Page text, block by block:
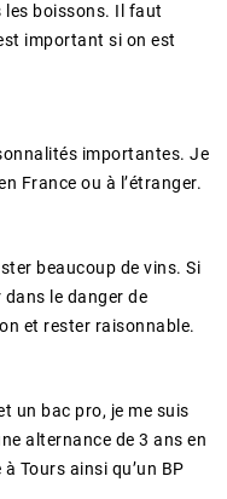
les boissons. Il faut
important si on est
importantes. Je
France ou à l’étranger.
beaucoup de vins. Si
le danger de
et rester raisonnable.
un bac pro, je me suis
alternance de 3 ans en
Tours ainsi qu’un BP